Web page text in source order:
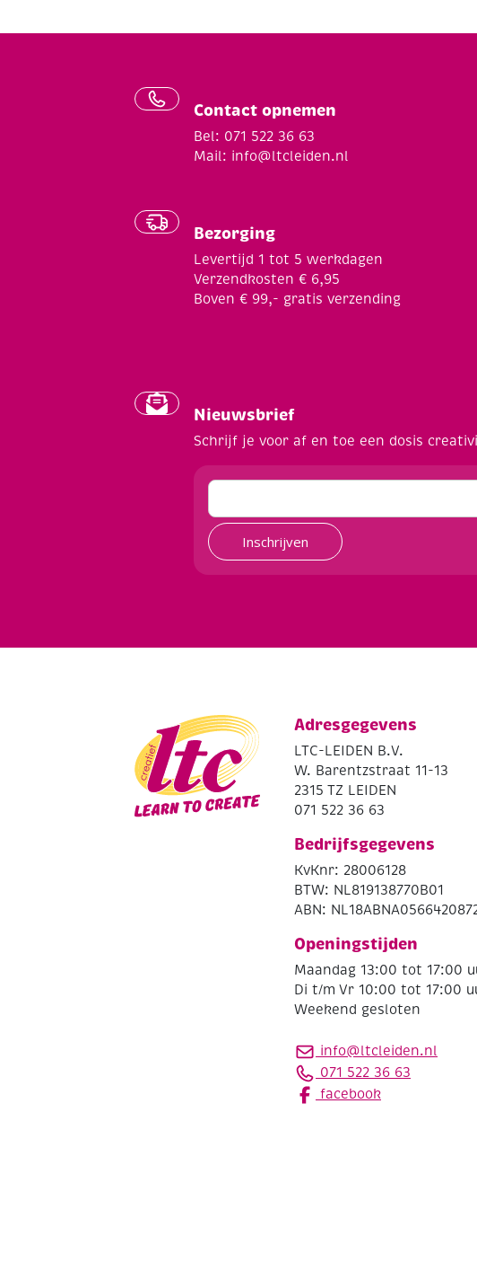
Contact opnemen
Bel: 071 522 36 63
Mail: info@ltcleiden.nl
Bezorging
Levertijd 1 tot 5 werkdagen
Verzendkosten € 6,95
Boven € 99,- gratis verzending
Nieuwsbrief
Schrijf je voor af en toe een dosis
Inschrijven
Adresgegevens
LTC-LEIDEN B.V.
W. Barentzstraat 11-13
2315 TZ LEIDEN
071 522 36 63
Bedrijfsgegevens
KvKnr: 28006128
BTW: NL819138770B01
ABN:
Openingstijden
Maandag 13:00 tot 17:00
Di t/m Vr 10:00 tot 17:00
Weekend gesloten
info@ltcleiden.nl
071 522 36 63
facebook